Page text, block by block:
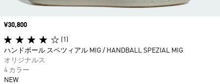
価格
¥30,800
(1)
ハンドボール スペツィアル MIG / HANDBALL SPEZIAL MIG
オリジナルス
4 カラー
NEW